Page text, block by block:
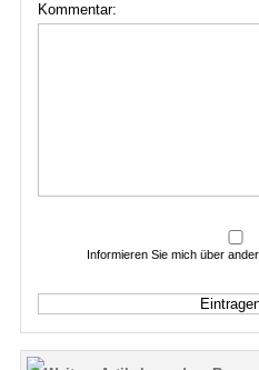
Kommentar:
Informieren Sie mich über